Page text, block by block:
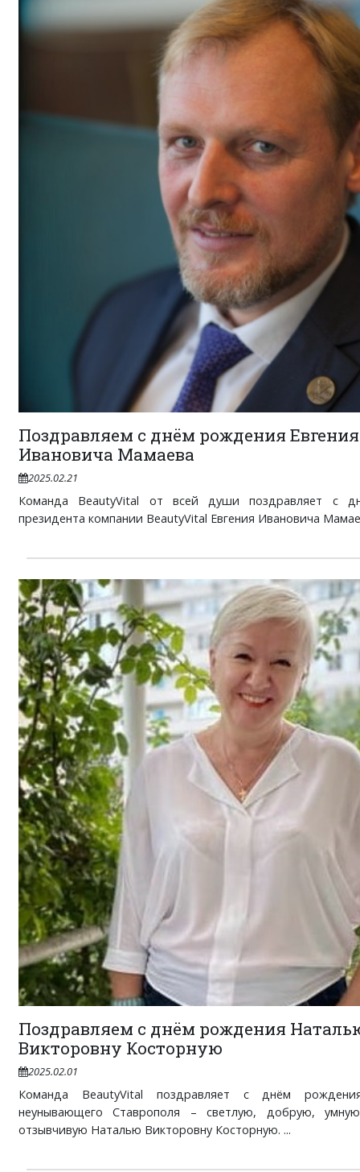
Поздравляем с днём рождения Евгения
Ивановича Мамаева
2025.02.21
Команда BeautyVital от всей души поздравляет с
президента компании BeautyVital Евгения Ивановича
Поздравляем с днём рождения
Викторовну Косторную
2025.02.01
Команда BeautyVital поздравляет с днём
неунывающего Ставрополя – светлую, добрую,
отзывчивую Наталью Викторовну Косторную. ...